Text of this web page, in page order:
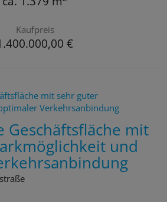
Kaufpreis
€
Geschäftsfläche mit
und